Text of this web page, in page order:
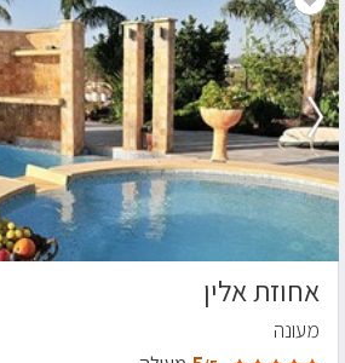
אחוזת אלין
מעונה